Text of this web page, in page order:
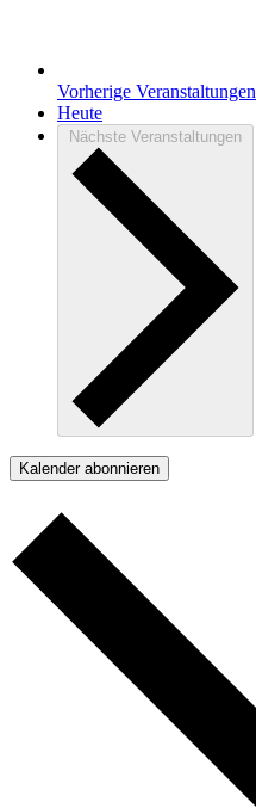
Vorherige Veranstaltungen
Heute
Nächste Veranstaltungen
Kalender abonnieren